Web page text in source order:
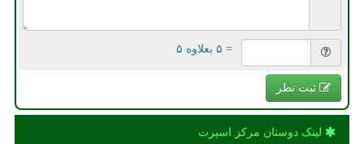
= ۵ بعلاوه ۵
ثبت نظر
لینک دوستان مركز اسپرت